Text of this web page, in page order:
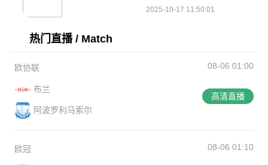
2025-10-17 11:50:01
热门直播 / Match
欧协联 08-06 01:00
布兰
阿波罗利马索尔
高清直播
欧冠 08-06 01:10